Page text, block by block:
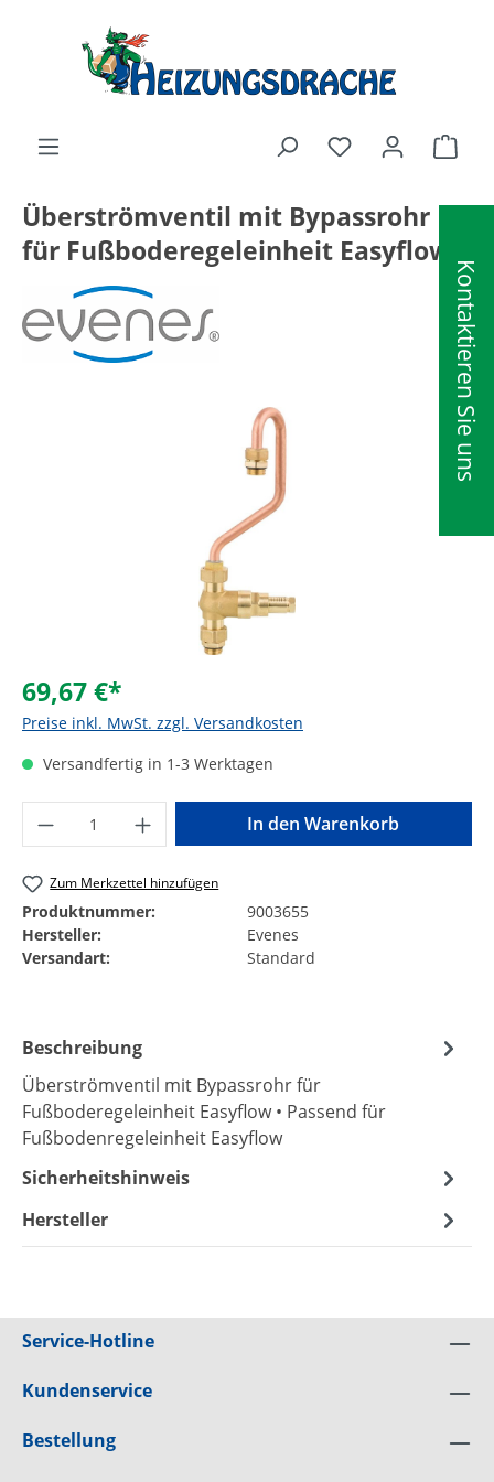
Kontaktieren Sie uns
Überströmventil mit Bypassrohr
für Fußboderegeleinheit Easyflow
69,67 €*
Preise inkl. MwSt. zzgl. Versandkosten
Versandfertig in 1-3 Werktagen
Produkt Anzahl: Gib den gewünschten
In den Warenkorb
Zum Merkzettel hinzufügen
Produktnummer:
9003655
Hersteller:
Evenes
Versandart:
Standard
Beschreibung
Überströmventil mit Bypassrohr für
Fußboderegeleinheit Easyflow • Passend für
Fußbodenregeleinheit Easyflow
Sicherheitshinweis
Hersteller
Service-Hotline
Kundenservice
Bestellung